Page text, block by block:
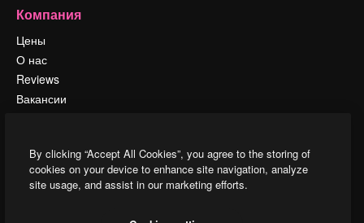
Компания
Цены
О нас
Reviews
Вакансии
События
Slidesgo
Продайте свой контент
By clicking “Accept All Cookies”, you agree to the storing of
cookies on your device to enhance site navigation, analyze
site usage, and assist in our marketing efforts.